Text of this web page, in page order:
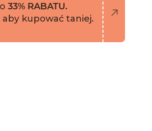
33% RABATU.
aby kupować taniej.